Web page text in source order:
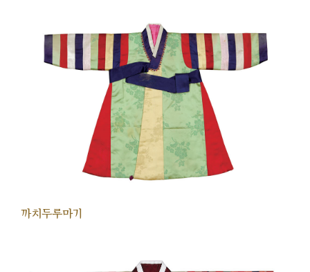
까치두루마기